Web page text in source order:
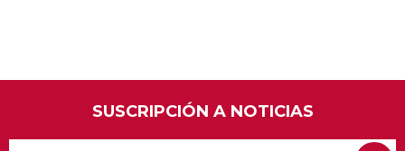
SUSCRIPCIÓN A NOTICIAS